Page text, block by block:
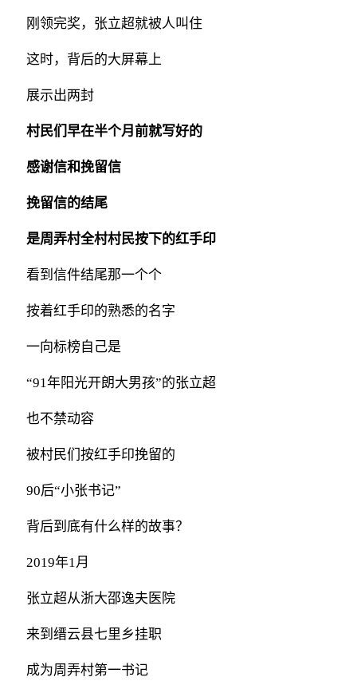
刚领完奖，张立超就被人叫住
这时，背后的大屏幕上
展示出两封
村民们早在半个月前就写好的
感谢信和挽留信
挽留信的结尾
是周弄村全村村民按下的红手印
看到信件结尾那一个个
按着红手印的熟悉的名字
一向标榜自己是
“91年阳光开朗大男孩”的张立超
也不禁动容
被村民们按红手印挽留的
90后“小张书记”
背后到底有什么样的故事？
2019年1月
张立超从浙大邵逸夫医院
来到缙云县七里乡挂职
成为周弄村第一书记